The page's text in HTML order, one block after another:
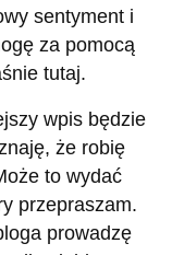
sentyment i
za pomocą
tutaj.
wpis będzie
że robię
to wydać
przepraszam.
prowadzę